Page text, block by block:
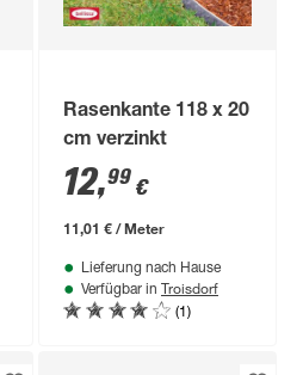
Rasenkante 118 x 20
cm verzinkt
12,99 €
11,01 € / Meter
Lieferung nach Hause
Verfügbar in Troisdorf
(1)